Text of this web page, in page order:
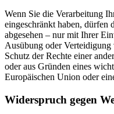
Wenn Sie die Verarbeitung
eingeschränkt haben, dürfen
abgesehen – nur mit Ihrer
Ausübung oder Verteidigung
Schutz der Rechte einer
oder aus Gründen eines
Europäischen Union oder
Widerspruch gegen